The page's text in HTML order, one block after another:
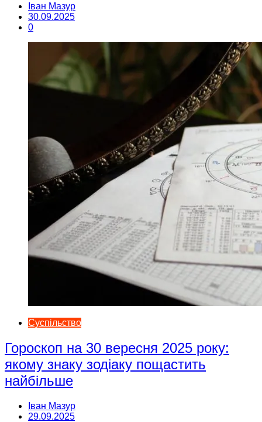
Іван Мазур
30.09.2025
0
Суспільство
Гороскоп на 30 вересня 2025 року:
якому знаку зодіаку пощастить
найбільше
Іван Мазур
29.09.2025